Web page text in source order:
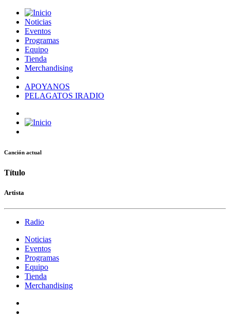
Noticias
Eventos
Programas
Equipo
Tienda
Merchandising
APOYANOS
PELAGATOS IRADIO
Canción actual
Título
Artista
Radio
Noticias
Eventos
Programas
Equipo
Tienda
Merchandising